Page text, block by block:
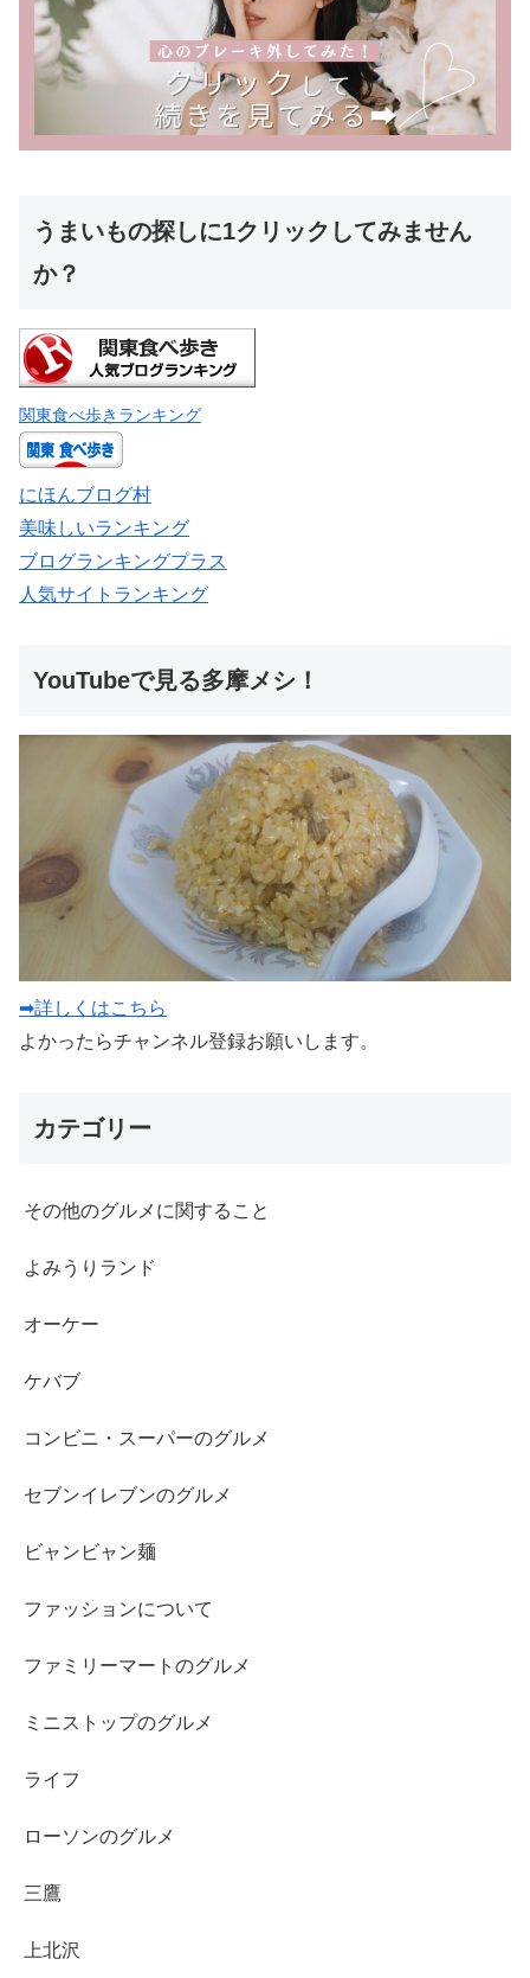
うまいもの探しに1クリックしてみません
か？
関東食べ歩きランキング
にほんブログ村
美味しいランキング
ブログランキングプラス
人気サイトランキング
YouTubeで見る多摩メシ！
➡詳しくはこちら
よかったらチャンネル登録お願いします。
カテゴリー
その他のグルメに関すること
よみうりランド
オーケー
ケバブ
コンビニ・スーパーのグルメ
セブンイレブンのグルメ
ビャンビャン麺
ファッションについて
ファミリーマートのグルメ
ミニストップのグルメ
ライフ
ローソンのグルメ
三鷹
上北沢